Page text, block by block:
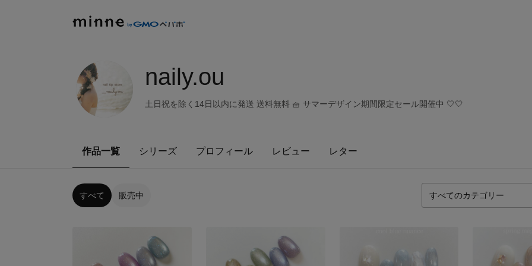
naily.ou
土日祝を除く14日以内に発送 送料無料 🧺 サマーデザイン期間限定セール開催中 🤍🤍
作品一覧 シリーズ プロフィール レビュー レター
すべて 販売中